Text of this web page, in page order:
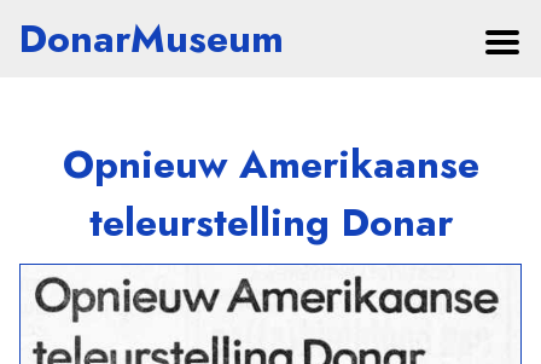
DonarMuseum
Opnieuw Amerikaanse
teleurstelling Donar